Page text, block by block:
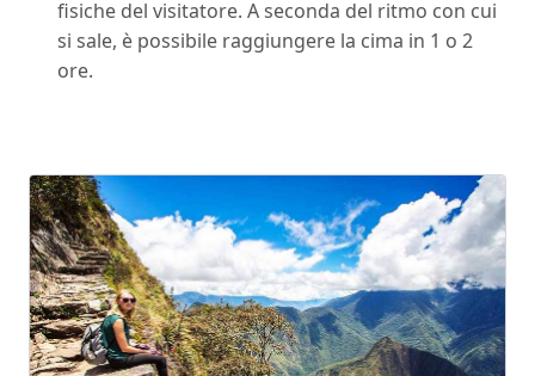
fisiche del visitatore. A seconda del ritmo con cui
si sale, è possibile raggiungere la cima in 1 o 2
ore.